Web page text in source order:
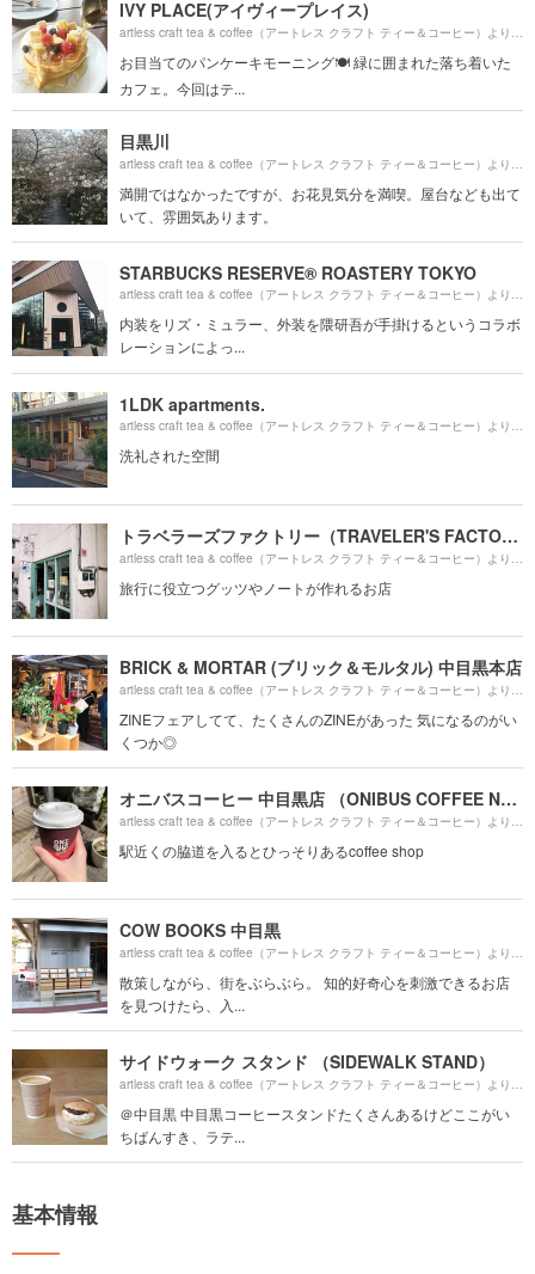
IVY PLACE(アイヴィープレイス)
お目当てのパンケーキモーニング🍽 緑に囲まれた落ち着いた
カフェ。今回はテ...
目黒川
満開ではなかったですが、お花見気分を満喫。屋台なども出て
いて、雰囲気あります。
STARBUCKS RESERVE® ROASTERY TOKYO
内装をリズ・ミュラー、外装を隈研吾が手掛けるというコラボ
レーションによっ...
1LDK apartments.
洗礼された空間
トラベラーズファクトリー（TRAVELER'S FACTORY）
旅行に役立つグッツやノートが作れるお店
BRICK & MORTAR (ブリック＆モルタル) 中目黒本店
ZINEフェアしてて、たくさんのZINEがあった 気になるのがい
くつか◎
オニバスコーヒー 中目黒店 （ONIBUS COFFEE NAKAMEGURO）
駅近くの脇道を入るとひっそりあるcoffee shop
COW BOOKS 中目黒
散策しながら、街をぶらぶら。 知的好奇心を刺激できるお店
を見つけたら、入...
サイドウォーク スタンド （SIDEWALK STAND）
＠中目黒 中目黒コーヒースタンドたくさんあるけどここがい
ちばんすき、ラテ...
基本情報